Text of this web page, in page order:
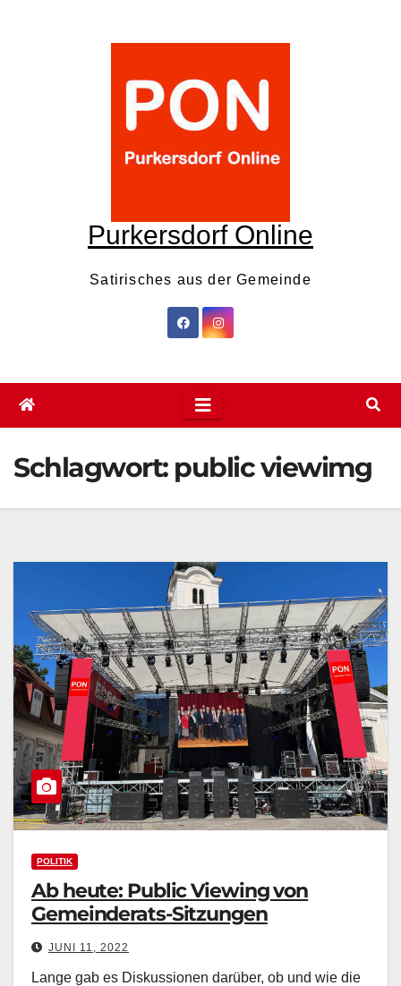
Purkersdorf Online
Satirisches aus der Gemeinde
Schlagwort: public viewimg
POLITIK
Ab heute: Public Viewing von
Gemeinderats-Sitzungen
JUNI 11, 2022
Lange gab es Diskussionen darüber, ob und wie die